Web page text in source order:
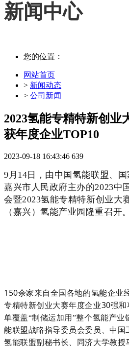
新闻中心
您的位置：
网站首页
> 新闻动态
> 公司新闻
2023氢能专精特新创业
获年度企业TOP10
2023-09-18 16:43:46 639
9 月 14 日，由中国氢能联盟、
嘉兴市人民政府主办的2023中
会暨2023氢能专精特新创业大
（嘉兴）氢能产业园隆重召开。
150余家来自全国各地的氢能企业
专精特新创业大赛年度企业30强和
单覆盖“制储运加用”整个氢能产业
能联盟战略指导委员会委员、中国
氢能联盟副秘书长、同济大学教授